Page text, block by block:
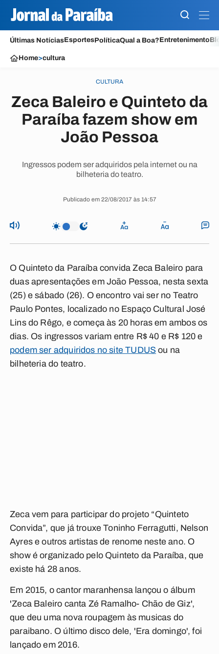
Últimas NotíciasEsportesPolíticaQual a Boa?Entretenimento
Home>cultura
CULTURA
Zeca Baleiro e Quinteto da
Paraíba fazem show em
João Pessoa
Ingressos podem ser adquiridos pela internet ou na
bilheteria do teatro.
Publicado em 22/08/2017 às 14:57
O Quinteto da Paraíba convida Zeca Baleiro para
duas apresentações em João Pessoa, nesta sexta
(25) e sábado (26). O encontro vai ser no Teatro
Paulo Pontes, localizado no Espaço Cultural José
Lins do Rêgo, e começa às 20 horas em ambos os
dias. Os ingressos variam entre R$ 40 e R$ 120 e
podem ser adquiridos no site TUDUS ou na
bilheteria do teatro.
Zeca vem para participar do projeto “Quinteto
Convida”, que já trouxe Toninho Ferragutti, Nelson
Ayres e outros artistas de renome neste ano. O
show é organizado pelo Quinteto da Paraíba, que
existe há 28 anos.
Em 2015, o cantor maranhensa lançou o álbum
'Zeca Baleiro canta Zé Ramalho- Chão de Giz',
que deu uma nova roupagem às musicas do
paraibano. O último disco dele, 'Era domingo', foi
lançado em 2016.